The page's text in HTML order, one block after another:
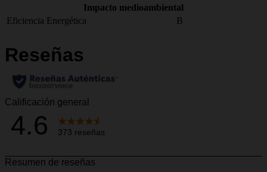
Impacto medioambiental
Eficiencia Energética
B